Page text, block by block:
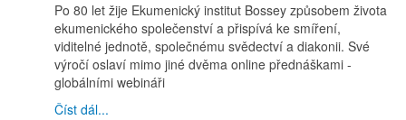
Po 80 let žije Ekumenický institut Bossey způsobem života
ekumenického společenství a přispívá ke smíření,
viditelné jednotě, společnému svědectví a diakonii. Své
výročí oslaví mimo jiné dvěma online přednáškami -
globálními webináři
Číst dál...